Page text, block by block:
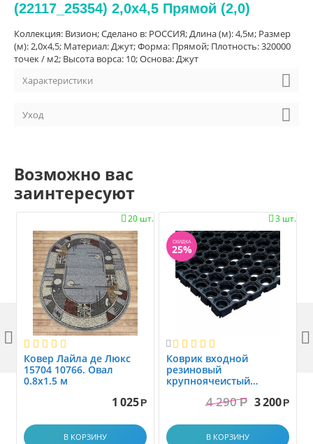
(22117_25354) 2,0х4,5 Прямой (2,0)
Коллекция: Визион; Сделано в: РОССИЯ; Длина (м): 4,5м; Размер
(м): 2,0х4,5; Материал: Джут; Форма: Прямой; Плотность: 320000
точек / м2; Высота ворса: 10; Основа: Джут
Характеристики
Уход
Возможно вас
заинтересуют
20 шт.

Ковер Лайла де Люкс
15704 10766. Овал
0.8x1.5 м
1 025 Р
В КОРЗИНУ
3 шт.

СКИДКА
25%

Коврик вxодной
резиновый
крупноячеистый
1.0x1.5 м4 290 Р 3 200 Р
В КОРЗИНУ
 